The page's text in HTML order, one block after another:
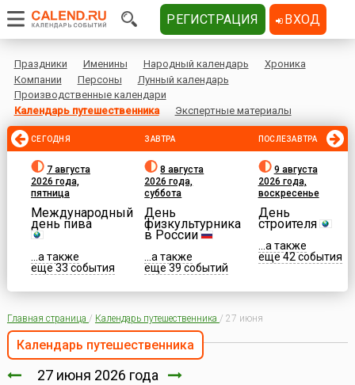
Праздники Именины Народный календарь
Хроника
Компании
Персоны
Лунный календарь
Производственные календари
Календарь путешественника
Экспертные материалы
СЕГОДНЯ
7 августа
2026 года,
пятница
Международный
день пива
...а также
еще 33 события
ЗАВТРА
8 августа
2026 года,
суббота
День
физкультурника
в России
...а также
еще 39 событий
ПОСЛЕЗАВТРА
9 августа
2026 года,
воскресенье
День
строителя
...а также
еще 42 события
Главная страница / Календарь путешественника / 27 июня
Календарь путешественника
27 июня 2026 года
РЕГИСТРАЦИЯ ВХОД